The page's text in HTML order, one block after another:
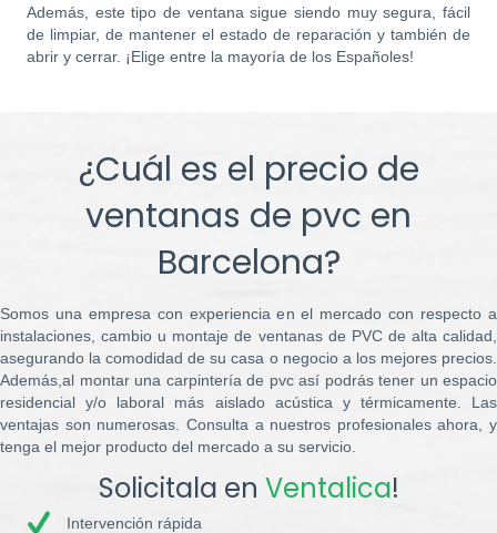
Además, este tipo de ventana sigue siendo muy segura, fácil
de limpiar, de mantener el estado de reparación y también de
abrir y cerrar. ¡Elige entre la mayoría de los Españoles!
¿Cuál es el precio de
ventanas de pvc en
Barcelona?
Somos una empresa con experiencia en el mercado con respecto a
instalaciones, cambio u montaje de ventanas de PVC de alta calidad,
asegurando la comodidad de su casa o negocio a los mejores precios.
Además,al montar una carpintería de pvc así podrás tener un espacio
residencial y/o laboral más aislado acústica y térmicamente. Las
ventajas son numerosas. Consulta a nuestros profesionales ahora, y
tenga el mejor producto del mercado a su servicio.
Solicitala en Ventalica!
Intervención rápida